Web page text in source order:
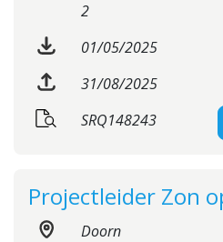
2
01/05/2025
31/08/2025
SRQ148243
Projectleider Zon
Doorn